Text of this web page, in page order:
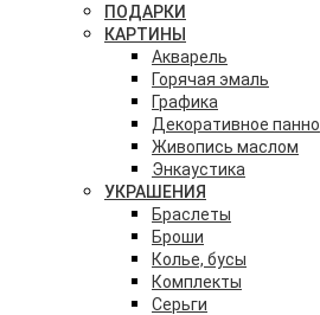
ПОДАРКИ
КАРТИНЫ
Акварель
Горячая эмаль
Графика
Декоративное панно
Живопись маслом
Энкаустика
УКРАШЕНИЯ
Браслеты
Броши
Колье, бусы
Комплекты
Серьги